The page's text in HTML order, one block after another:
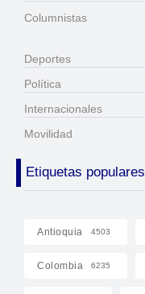
Columnistas
Deportes
Política
Internacionales
Movilidad
Etiquetas populares
Antioquia 4503
Colombia 6235